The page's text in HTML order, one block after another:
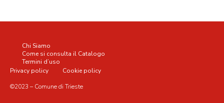
©2023 – Comune di Trieste
Chi Siamo
Come si consulta il Catalogo
Termini d’uso
Privacy policy
Cookie policy